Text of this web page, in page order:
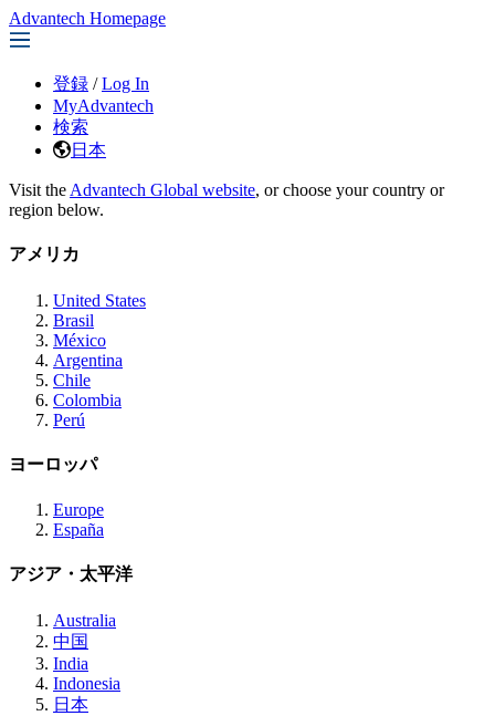
Advantech Homepage
登録 / Log In
MyAdvantech
検索
日本
Visit the Advantech Global website, or choose your country or
region below.
アメリカ
United States
Brasil
México
Argentina
Chile
Colombia
Perú
ヨーロッパ
Europe
España
アジア・太平洋
Australia
中国
India
Indonesia
日本